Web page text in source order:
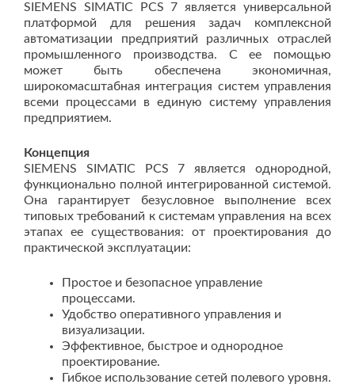
SIEMENS SIMATIC PCS 7 является универсальной
платформой для решения задач комплексной
автоматизации предприятий различных отраслей
промышленного производства. С ее помощью
может быть обеспечена экономичная,
широкомасштабная интеграция систем управления
всеми процессами в единую систему управления
предприятием.
Концепция
SIEMENS SIMATIC PCS 7 является однородной,
функционально полной интегрированной системой.
Она гарантирует безусловное выполнение всех
типовых требований к системам управления на всех
этапах ее существования: от проектирования до
практической эксплуатации:
Простое и безопасное управление
процессами.
Удобство оперативного управления и
визуализации.
Эффективное, быстрое и однородное
проектирование.
Гибкое использование сетей полевого уровня.